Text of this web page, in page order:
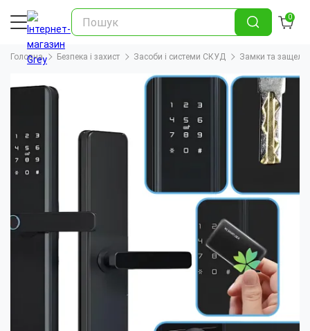
0
Головна Безпека і захист Засоби і системи СКУД Замки та